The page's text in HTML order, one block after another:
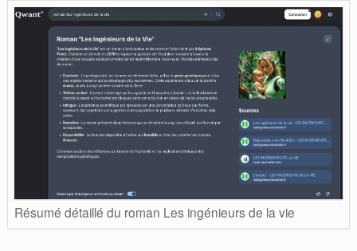
Résumé détaillé du roman Les ingénieurs de la vie